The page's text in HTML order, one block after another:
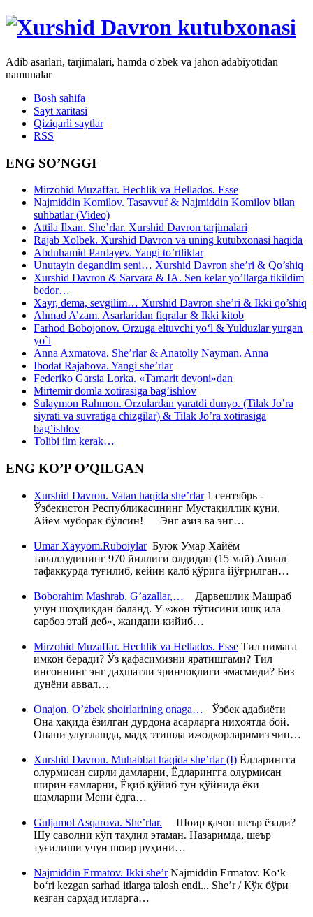
Adib asarlari, tarjimalari, hamda o'zbek va jahon adabiyotidan
namunalar
Bosh sahifa
Sayt xaritasi
Qiziqarli saytlar
RSS
ENG SO’NGGI
Mirzohid Muzaffar. Hechlik va Hellados. Esse
Najmiddin Komilov. Tasavvuf & Najmiddin Komilov bilan
suhbatlar (Video)
Attila Ilxan. She’rlar. Xurshid Davron tarjimalari
Rajab Xolbek. Xurshid Davron va uning kutubxonasi haqida
Abduhamid Pardayev. Yangi to’rtliklar
Unutayin degandim seni… Xurshid Davron she’ri & Qo’shiq
Xurshid Davron & Sarvara & IA. Sen kelar yo’llarga tikildim
bedor…
Xayr, dema, sevgilim… Xurshid Davron she’ri & Ikki qo’shiq
Ahmad A’zam. Asarlaridan fiqralar & Ikki kitob
Farhod Bobojonov. Orzuga eltuvchi yo‘l & Yulduzlar yurgan
yo`l
Anna Axmatova. She’rlar & Anatoliy Nayman. Anna
Ibodat Rajabova. Yangi she’rlar
Federiko Garsia Lorka. «Tamarit devoni»dan
Mirtemir domla xotirasiga bag’ishlov
Sulaymon Rahmon. Orzulardan yaratdi dunyo. (Tilak Jo’ra
siyrati va suvratiga chizgilar) & Tilak Jo’ra xotirasiga
bag’ishlov
Tolibi ilm kerak…
ENG KO’P O’QILGAN
Xurshid Davron. Vatan haqida she’rlar1 сентябрь -
Ўзбекистон Республикасининг Мустақиллик куни.
Айём муборак бўлсин! Энг азиз ва энг…
Umar Xayyom.RuboiylarБуюк Умар Хайём
таваллудининг 970 йиллиги олдидан (15 май) Аввал
тафаккурда туғилиб, кейин қалб қўрига йўғрилган…
Boborahim Mashrab. G’azallar,… Дарвешлик Машраб
учун шоҳликдан баланд. У «жон тўтисини ишқ ила
сарбоз этай деб», жандани кийиб…
Mirzohid Muzaffar. Hechlik va Hellados. Esse Тил нимага
имкон беради? Ўз қафасимизни яратишгами? Тил
инсоннинг энг даҳшатли эринчоқлиги эмасмиди? Биз
дунёни аввал…
Onajon. O’zbek shoirlarining onaga… Ўзбек адабиёти
Она ҳақида ёзилган дурдона асарларга ниҳоятда бой.
Онани улуғлашда, мадҳ этишда ижодкорларимиз чин…
Xurshid Davron. Muhabbat haqida she’rlar (I) Ёдларингга
олурмисан сирли дамларни, Ёдларингга олурмисан
ширин ғамларни, Ёқиб қўйиб тун қўйнида ёки
шамларни Мени ёдга…
Guljamol Asqarova. She’rlar. Шоир қачон шеър ёзади?
Шу саволни кўп таҳлил этаман. Назаримда, шеър
туғилиши учун шоир руҳини…
Najmiddin Ermatov. Ikki she’rNajmiddin Ermatov. Ko‘k
bo‘ri kezgan sarhad itlarga talosh endi... She’r / Кўк бўри
кезган сарҳад итларга…